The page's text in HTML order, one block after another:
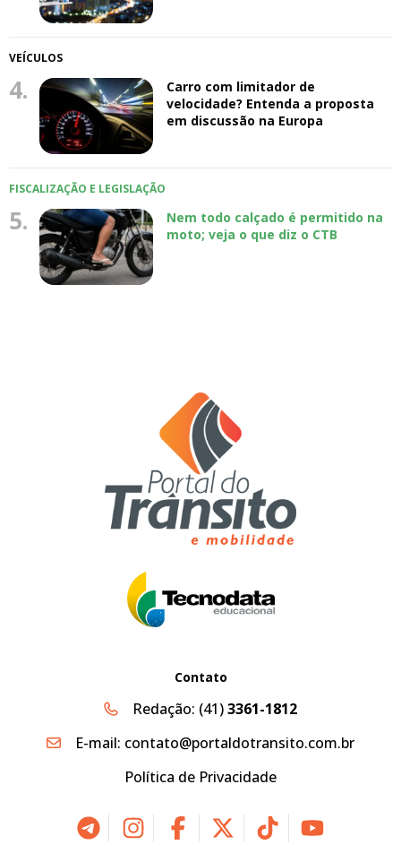
VEÍCULOS
4.
Carro com limitador de
velocidade? Entenda a proposta
em discussão na Europa
FISCALIZAÇÃO E LEGISLAÇÃO
5.
Nem todo calçado é permitido na
moto; veja o que diz o CTB
Contato
Redação: (41)3361-1812
E-mail: contato@portaldotransito.com.br
Política de Privacidade